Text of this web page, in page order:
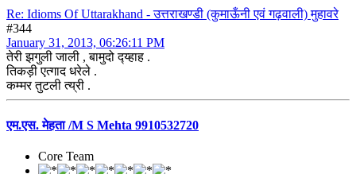
Re: Idioms Of Uttarakhand - उत्तराखण्डी (कुमाऊँनी एवं गढ़वाली) मुहावरे
#344
January 31, 2013, 06:26:11 PM
तेरी झगुली जाली , बामुदो द्य्हाह .
तिकड़ी एत्गाद धरेले .
कम्मर तुटली त्य्री .
एम.एस. मेहता /M S Mehta 9910532720
Core Team